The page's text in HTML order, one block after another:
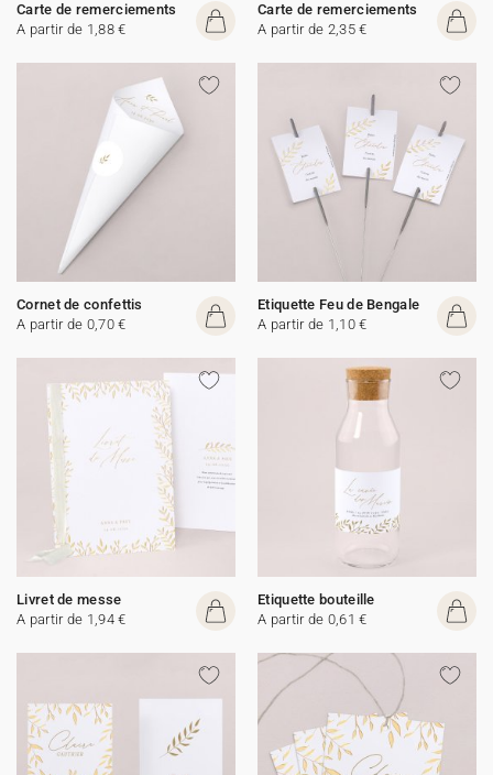
Carte de remerciements
A partir de 1,88 €
Carte de remerciements
A partir de 2,35 €
Cornet de confettis
A partir de 0,70 €
Etiquette Feu de Bengale
A partir de 1,10 €
Livret de messe
A partir de 1,94 €
Etiquette bouteille
A partir de 0,61 €